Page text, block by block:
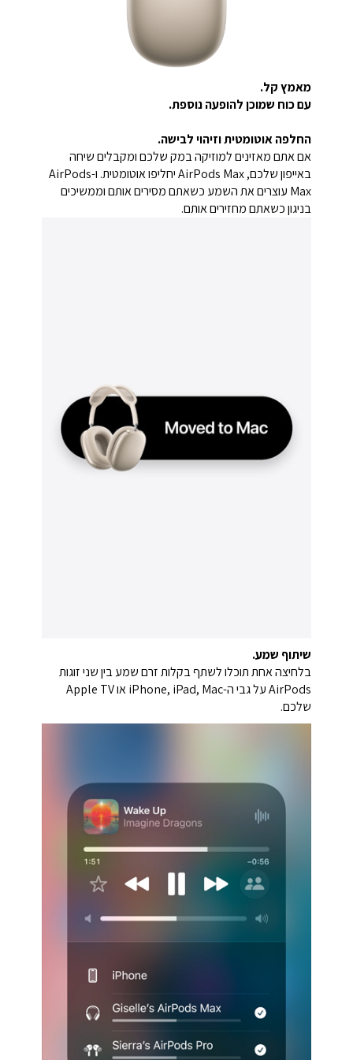
מאמץ קל.
עם כוח שמוכן להופעה נוספת.
החלפה אוטומטית וזיהוי לבישה.
אם אתם מאזינים למוזיקה במק שלכם ומקבלים שיחה
באייפון שלכם, AirPods Max יחליפו אוטומטית. ו-AirPods
Max עוצרים את השמע כשאתם מסירים אותם וממשיכים
בניגון כשאתם מחזירים אותם.
שיתוף שמע.
בלחיצה אחת תוכלו לשתף בקלות זרם שמע בין שני זוגות
AirPods על גבי ה-iPhone, iPad, Mac או Apple TV
שלכם.